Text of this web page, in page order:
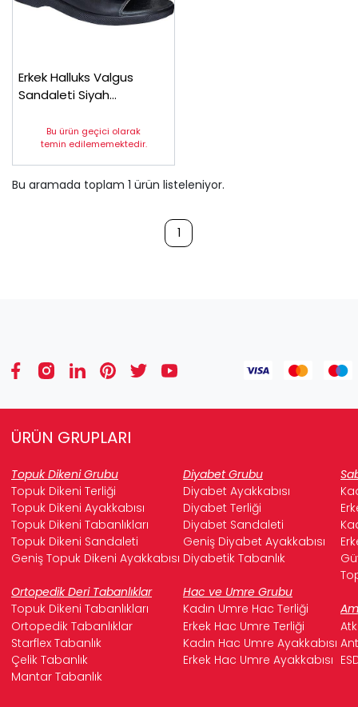
Erkek Halluks Valgus
Sandaleti Siyah
Dikeni Silikon Topukluk)
Bu ürün geçici olarak
temin edilememektedir.
Bu aramada toplam 1 ürün listeleniyor.
1
ÜRÜN GRUPLARI
Topuk Dikeni Grubu Diyabet Grubu
Topuk Dikeni Terliği
Diyabet Ayakkabısı
Topuk Dikeni Ayakkabısı
Diyabet Terliği
Topuk Dikeni Tabanlıkları
Diyabet Sandaleti
Topuk Dikeni Sandaleti
Geniş Diyabet Ayakkabısı
Geniş Topuk Dikeni Ayakkabısı Diyabetik Tabanlık
Ortopedik Deri Tabanlıklar
Hac ve Umre Grubu
Topuk Dikeni Tabanlıkları
Kadın Umre Hac Terliği
Ortopedik Tabanlıklar
Erkek Hac Umre Terliği
Starflex Tabanlık
Kadın Hac Umre Ayakkabısı
Çelik Tabanlık
Erkek Hac Umre Ayakkabısı
Mantar Tabanlık